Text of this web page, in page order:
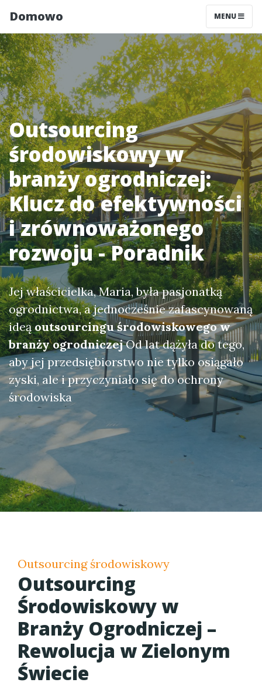
Domowo MENU
Outsourcing
środowiskowy w
branży ogrodniczej:
Klucz do efektywności
i zrównoważonego
rozwoju - Poradnik
Jej właścicielka, Maria, była pasjonatką
ogrodnictwa, a jednocześnie zafascynowaną
ideąoutsourcingu środowiskowego w
branży ogrodniczejOd lat dążyła do tego,
aby jej przedsiębiorstwo nie tylko osiągało
zyski, ale i przyczyniało się do ochrony
środowiska
Outsourcing środowiskowy
Outsourcing
Środowiskowy w
Branży Ogrodniczej –
Rewolucja w Zielonym
Świecie